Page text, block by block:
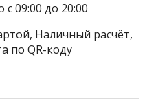
09:00 до 20:00
Наличный расчёт,
по QR-коду